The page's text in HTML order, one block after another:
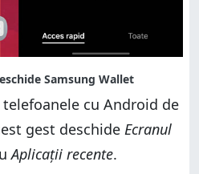
cu Android de
gest deschide Ecranul
Aplicații recente.